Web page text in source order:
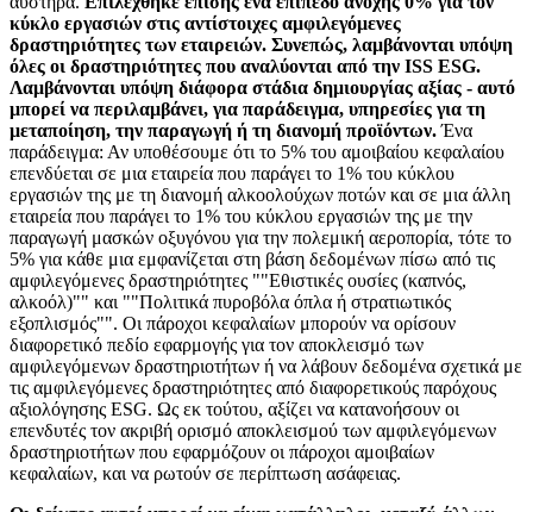
κύκλο εργασιών στις αντίστοιχες αμφιλεγόμενες
δραστηριότητες των εταιρειών. Συνεπώς, λαμβάνονται υπόψη
όλες οι δραστηριότητες που αναλύονται από την ISS ESG.
Λαμβάνονται υπόψη διάφορα στάδια δημιουργίας αξίας - αυτό
μπορεί να περιλαμβάνει, για παράδειγμα, υπηρεσίες για τη
μεταποίηση, την παραγωγή ή τη διανομή προϊόντων.Ένα
παράδειγμα: Αν υποθέσουμε ότι το 5% του αμοιβαίου κεφαλαίου
επενδύεται σε μια εταιρεία που παράγει το 1% του κύκλου
εργασιών της με τη διανομή αλκοολούχων ποτών και σε μια άλλη
εταιρεία που παράγει το 1% του κύκλου εργασιών της με την
παραγωγή μασκών οξυγόνου για την πολεμική αεροπορία, τότε το
5% για κάθε μια εμφανίζεται στη βάση δεδομένων πίσω από τις
αμφιλεγόμενες δραστηριότητες ""Εθιστικές ουσίες (καπνός,
αλκοόλ)"" και ""Πολιτικά πυροβόλα όπλα ή στρατιωτικός
εξοπλισμός"". Οι πάροχοι κεφαλαίων μπορούν να ορίσουν
διαφορετικό πεδίο εφαρμογής για τον αποκλεισμό των
αμφιλεγόμενων δραστηριοτήτων ή να λάβουν δεδομένα σχετικά με
τις αμφιλεγόμενες δραστηριότητες από διαφορετικούς παρόχους
αξιολόγησης ESG. Ως εκ τούτου, αξίζει να κατανοήσουν οι
επενδυτές τον ακριβή ορισμό αποκλεισμού των αμφιλεγόμενων
δραστηριοτήτων που εφαρμόζουν οι πάροχοι αμοιβαίων
κεφαλαίων, και να ρωτούν σε περίπτωση ασάφειας.